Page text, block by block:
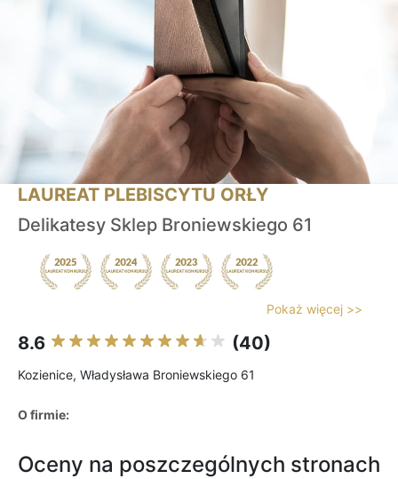
LAUREAT PLEBISCYTU ORŁY
Delikatesy Sklep Broniewskiego 61
Pokaż więcej >>
8.6 (40)
Kozienice, Władysława Broniewskiego 61
O firmie:
Oceny na poszczególnych stronach